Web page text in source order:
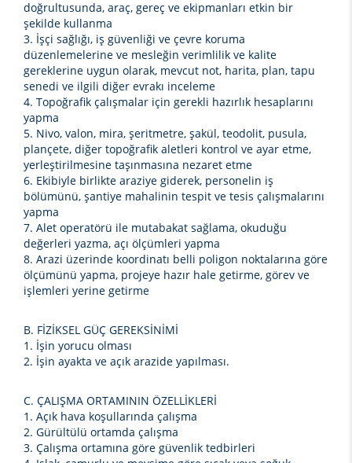
doğrultusunda, araç, gereç ve ekipmanları etkin bir
şekilde kullanma
3. İşçi sağlığı, iş güvenliği ve çevre koruma
düzenlemelerine ve mesleğin verimlilik ve kalite
gereklerine uygun olarak, mevcut not, harita, plan, tapu
senedi ve ilgili diğer evrakı inceleme
4. Topoğrafik çalışmalar için gerekli hazırlık hesaplarını
yapma
5. Nivo, valon, mira, şeritmetre, şakül, teodolit, pusula,
plançete, diğer topoğrafik aletleri kontrol ve ayar etme,
yerleştirilmesine taşınmasına nezaret etme
6. Ekibiyle birlikte araziye giderek, personelin iş
bölümünü, şantiye mahalinin tespit ve tesis çalışmalarını
yapma
7. Alet operatörü ile mutabakat sağlama, okuduğu
değerleri yazma, açı ölçümleri yapma
8. Arazi üzerinde koordinatı belli poligon noktalarına göre
ölçümünü yapma, projeye hazır hale getirme, görev ve
işlemleri yerine getirme
B. FİZİKSEL GÜÇ GEREKSİNİMİ
1. İşin yorucu olması
2. İşin ayakta ve açık arazide yapılması.
C. ÇALIŞMA ORTAMININ ÖZELLİKLERİ
1. Açık hava koşullarında çalışma
2. Gürültülü ortamda çalışma
3. Çalışma ortamına göre güvenlik tedbirleri